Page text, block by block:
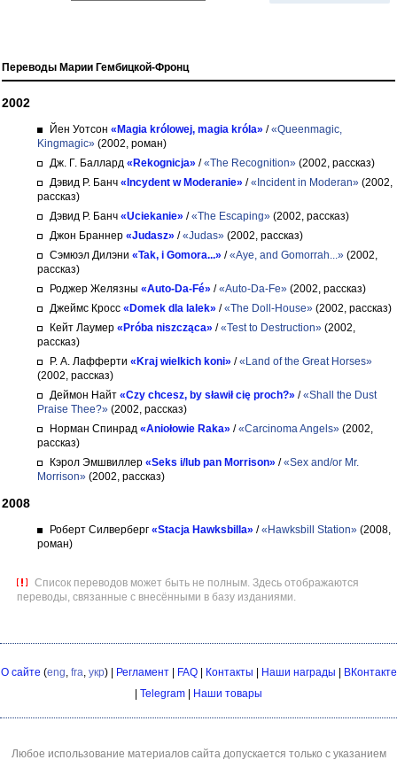
Переводы Марии Гембицкой-Фронц
2002
Йен Уотсон «Magia królowej, magia króla» /«Queenmagic,
Kingmagic» (2002, роман)
Дж. Г. Баллард «Rekognicja» /«The Recognition» (2002, рассказ)
Дэвид Р. Банч «Incydent w Moderanie» /«Incident in Moderan» (2002,
рассказ)
Дэвид Р. Банч «Uciekanie» /«The Escaping» (2002, рассказ)
Джон Браннер «Judasz» /«Judas» (2002, рассказ)
Сэмюэл Дилэни «Tak, i Gomora...» /«Aye, and Gomorrah...» (2002,
рассказ)
Роджер Желязны «Auto-Da-Fé» /«Auto-Da-Fe» (2002, рассказ)
Джеймс Кросс «Domek dla lalek» /«The Doll-House» (2002, рассказ)
Кейт Лаумер «Próba niszcząca» /«Test to Destruction» (2002,
рассказ)
Р. А. Лафферти «Kraj wielkich koni» /«Land of the Great Horses»
(2002, рассказ)
Деймон Найт «Czy chcesz, by sławił cię proch?» /«Shall the Dust
Praise Thee?» (2002, рассказ)
Норман Спинрад «Aniołowie Raka» /«Carcinoma Angels» (2002,
рассказ)
Кэрол Эмшвиллер «Seks i/lub pan Morrison» /«Sex and/or Mr.
Morrison» (2002, рассказ)
2008
Роберт Силверберг «Stacja Hawksbilla» /«Hawksbill Station» (2008,
роман)
Список переводов может быть не полным. Здесь отображаются
переводы, связанные с внесёнными в базу изданиями.
О сайте (eng, fra, укр) | Регламент| FAQ| Контакты Наши награды
ВКонтакте
Telegram Наши товары
Любое использование материалов сайта допускается только с указанием